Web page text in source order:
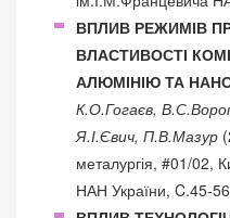
ВПЛИВ РЕЖИМІВ
ВЛАСТИВОСТІ
АЛЮМІНІЮ ТА
К.О.Гогаєв,
Я.І.Євич, П.В.Мазур
металургія, #01/02,
НАН України, C.45-56